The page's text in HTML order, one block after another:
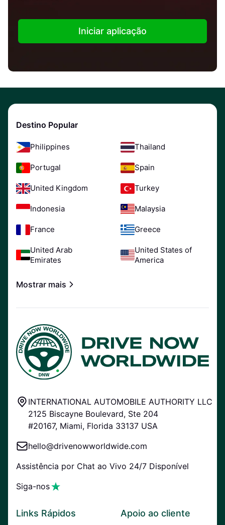
Iniciar aplicação
Destino Popular
Philippines Thailand
Portugal Spain
United Kingdom Turkey
Indonesia Malaysia
France Greece
United Arab
Emirates
United States of
America
Mostrar mais
INTERNATIONAL AUTOMOBILE AUTHORITY LLC
2125 Biscayne Boulevard, Ste 204
#20167, Miami, Florida 33137 USA
hello@drivenowworldwide.com
Assistência por Chat ao Vivo 24/7 Disponível
Siga-nos
Links Rápidos Apoio ao cliente